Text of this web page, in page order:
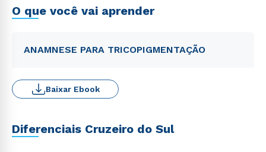
O que você vai aprender
ANAMNESE PARA TRICOPIGMENTAÇÃO
Baixar Ebook
Diferenciais Cruzeiro do Sul